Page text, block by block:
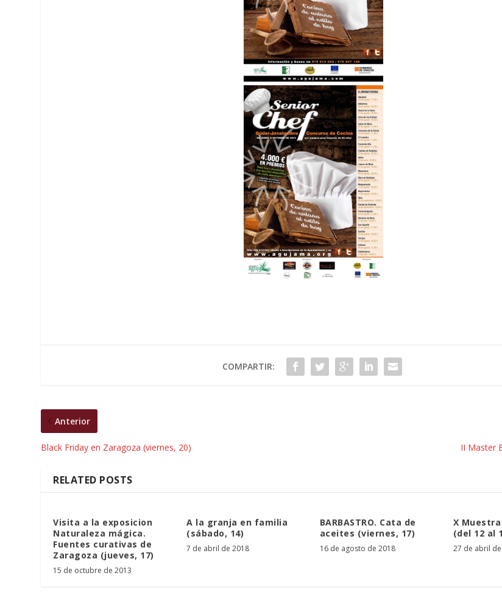
COMPARTIR:
Anterior
Black Friday en Zaragoza (viernes, 20) II Master
RELATED POSTS
Visita a la exposicion
Naturaleza mágica.
Fuentes curativas de
Zaragoza (jueves, 17)
15 de octubre de 2013
A la granja en familia
(sábado, 14)
7 de abril de 2018
BARBASTRO. Cata de
aceites (viernes, 17)
16 de agosto de 2018
X
(del 12 al
27 de abril